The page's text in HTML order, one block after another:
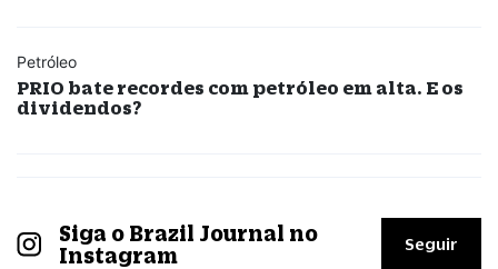
Petróleo
PRIO bate recordes com petróleo em alta. E os
dividendos?
Siga o Brazil Journal no
Instagram
Seguir